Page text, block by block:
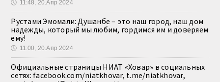
🕔 11:48, 20.Апр 2024
Рустами Эмомали: Душанбе – это наш город, наш дом
надежды, который мы любим, гордимся им и доверяем
ему!
🕔 11:00, 20.Апр 2024
Официальные страницы НИАТ «Ховар» в социальных
сетях: facebook.com/niatkhovar, t.me/niatkhovar,